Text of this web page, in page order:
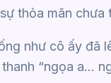
thỏa mãn chưa
như cô ấy đã
“ngọa a…